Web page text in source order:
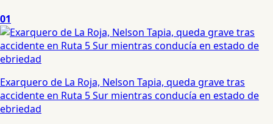
01
Exarquero de La Roja, Nelson Tapia, queda grave tras
accidente en Ruta 5 Sur mientras conducía en estado de
ebriedad